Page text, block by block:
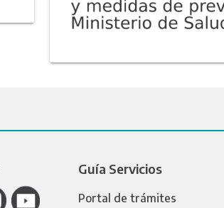
Guía Servicios
Portal de trámites